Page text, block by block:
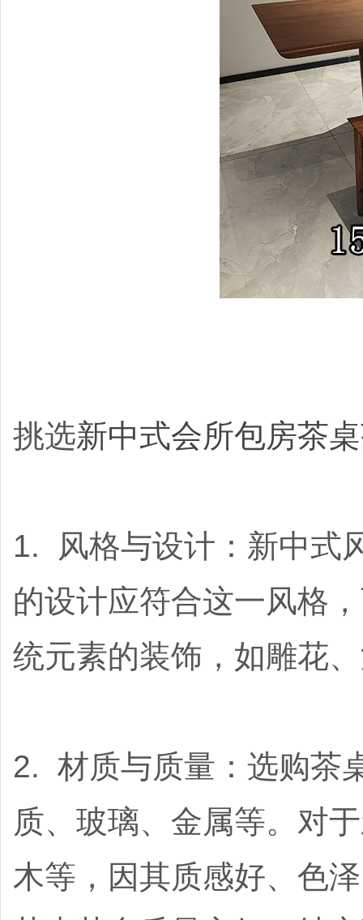
挑选新中式会所包房茶
1. 风格与设计：新中式
的设计应符合这一风格
统元素的装饰，如雕花
2. 材质与质量：选购茶
质、玻璃、金属等。对
木等，因其质感好、色